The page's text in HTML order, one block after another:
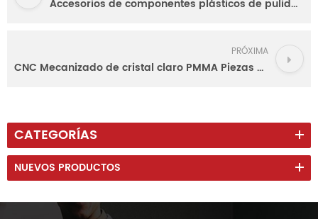
Accesorios de componentes plásticos de pulido acrílico de CNC mecanizado
PRÓXIMA
CNC Mecanizado de cristal claro PMMA Piezas con alta precisión.
CATEGORÍAS
NUEVOS PRODUCTOS